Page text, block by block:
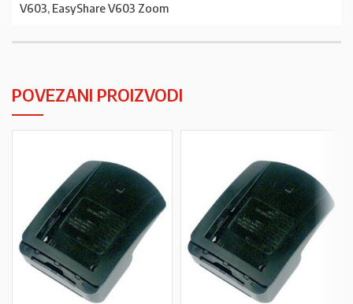
V603, EasyShare V603 Zoom
POVEZANI PROIZVODI